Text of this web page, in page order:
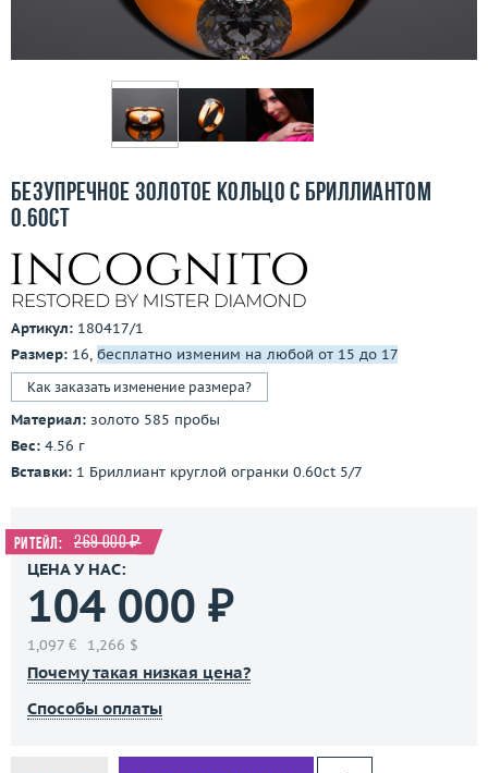
Бесплатная доставка
Покупка и оплата
Контакты
3D-тур по шоуруму
Безупречное золотое кольцо с бриллиантом
0.60ct
Артикул: 180417/1
Размер: 16, бесплатно изменим на любой от 15 до 17
Как заказать изменение размера?
Материал: золото 585 пробы
Вес: 4.56 г
Вставки: 1 Бриллиант круглой огранки 0.60ct 5/7
Ритейл: 269 000 ₽
ЦЕНА У НАС:
104 000 ₽
1,097 € 1,266 $
Почему такая низкая цена?
Способы оплаты